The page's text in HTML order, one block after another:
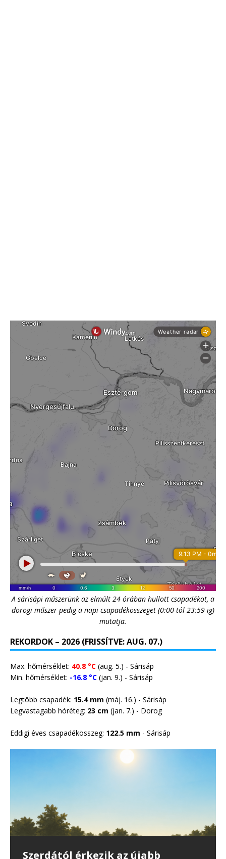
A sárisápi műszerünk az elmúlt 24 órában hullott csapadékot, a
dorogi műszer pedig a napi csapadékösszeget (0:00-tól 23:59-ig)
mutatja.
REKORDOK – 2026 (FRISSÍTVE: AUG. 07.)
Max. hőmérséklet: 40.8 °C (aug. 5.) - Sárisáp
Min. hőmérséklet: -16.8 °C (jan. 9.) - Sárisáp
Legtöbb csapadék: 15.4 mm (máj. 16.) - Sárisáp
Legvastagabb hóréteg: 23 cm (jan. 7.) - Dorog
Eddigi éves csapadékösszeg: 122.5 mm - Sárisáp
35 erdő- és vegetációtűz
Önmérsékletet kérnek a
Harmadfokú hőségriasztás lép
Szerdától érkezik az újabb
Csapadék nélkül vonultak át a